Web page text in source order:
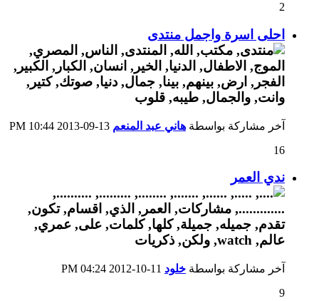
2
احلى اسرة واجمل منتدى
آخر مشاركة بواسطة هاني عبد المنعم
10:44 PM
16
ندي العمر
آخر مشاركة بواسطة خلود
04:24 PM
9